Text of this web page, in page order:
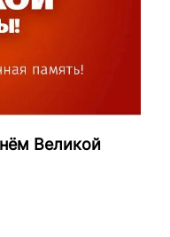
Великой